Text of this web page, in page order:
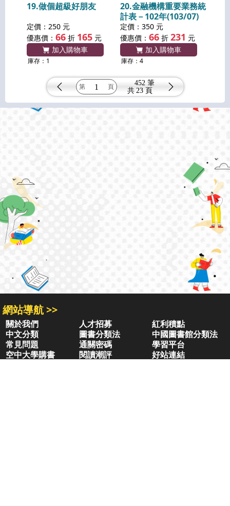
19.做個超級好朋友
定價：250 元
優惠價： 66 折 165 元
加入購物車
庫存：1
20.金融機構重要業務統
計表－102年(103/07)
定價：350 元
優惠價： 66 折 231 元
加入購物車
庫存：4
共
452 筆
23 頁
網站導航 >>
關於我們 人才招募
紅利積點
中文分類
圖書分類法
中國圖書館分類法
常見問題
通關密碼
學習平台
空中大學購書
閱讀潮評 好站連結